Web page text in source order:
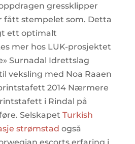
gressklipper 
fått stempelet som. Detta
ett optimalt
mer hos LUK-prosjektet
Surnadal Idrettslag
veksling med Noa Raaen
2014 Nærmere
i Rindal på
Selskapet Turkish
strømstad også